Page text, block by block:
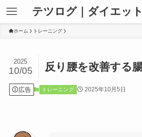
テツログ｜ダイエッ
ホーム トレーニング
反り腰を改善する
2025
10/05
広告 トレーニング 2025年10月5日